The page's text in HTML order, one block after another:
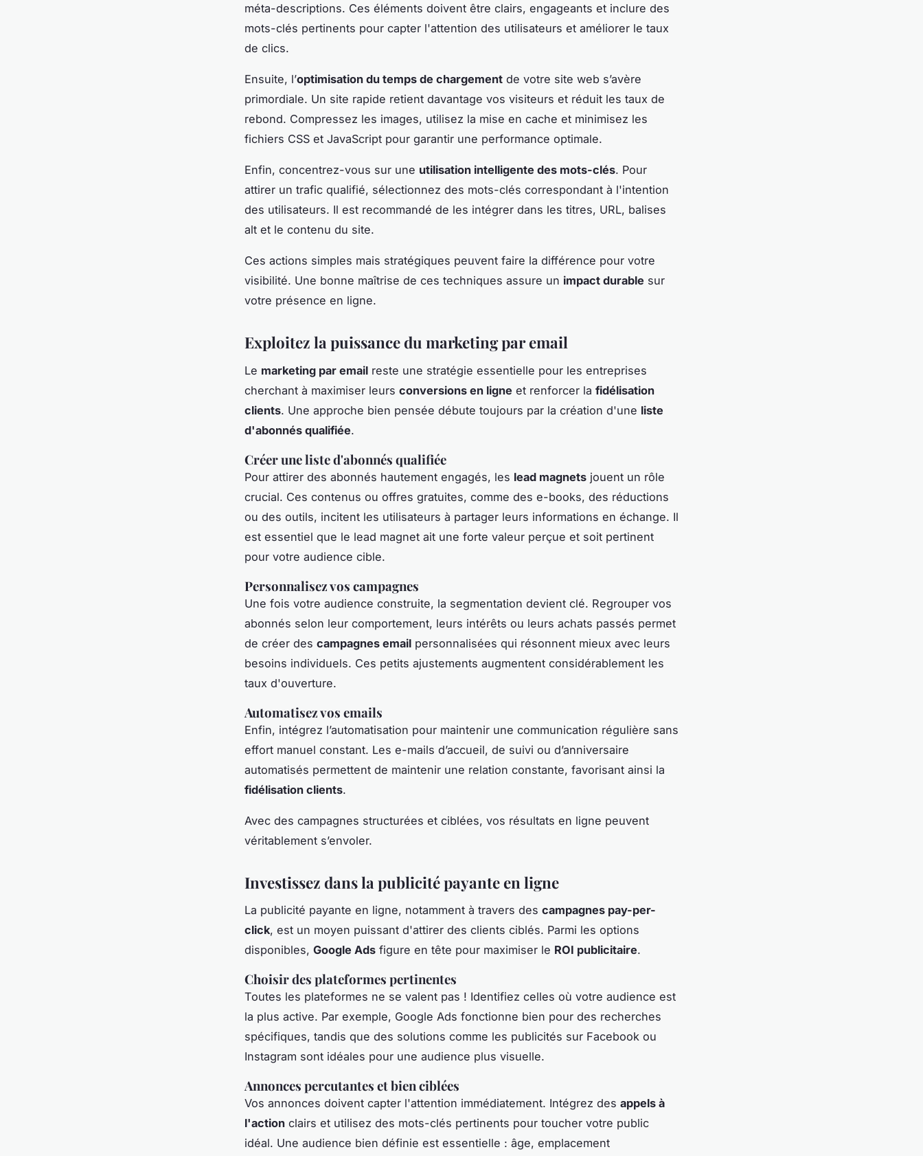
méta-descriptions. Ces éléments doivent être clairs, engageants et inclure des
mots-clés pertinents pour capter l'attention des utilisateurs et améliorer le taux
de clics.
Ensuite, l’optimisation du temps de chargement de votre site web s’avère
primordiale. Un site rapide retient davantage vos visiteurs et réduit les taux de
rebond. Compressez les images, utilisez la mise en cache et minimisez les
fichiers CSS et JavaScript pour garantir une performance optimale.
Enfin, concentrez-vous sur une utilisation intelligente des mots-clés. Pour
attirer un trafic qualifié, sélectionnez des mots-clés correspondant à l'intention
des utilisateurs. Il est recommandé de les intégrer dans les titres, URL, balises
alt et le contenu du site.
Ces actions simples mais stratégiques peuvent faire la différence pour votre
visibilité. Une bonne maîtrise de ces techniques assure un impact durable sur
votre présence en ligne.
Exploitez la puissance du marketing par email
Le marketing par email reste une stratégie essentielle pour les entreprises
cherchant à maximiser leurs conversions en ligne et renforcer la fidélisation
clients. Une approche bien pensée débute toujours par la création d'une liste
d'abonnés qualifiée.
Créer une liste d'abonnés qualifiée
Pour attirer des abonnés hautement engagés, les lead magnets jouent un rôle
crucial. Ces contenus ou offres gratuites, comme des e-books, des réductions
ou des outils, incitent les utilisateurs à partager leurs informations en échange. Il
est essentiel que le lead magnet ait une forte valeur perçue et soit pertinent
pour votre audience cible.
Personnalisez vos campagnes
Une fois votre audience construite, la segmentation devient clé. Regrouper vos
abonnés selon leur comportement, leurs intérêts ou leurs achats passés permet
de créer des campagnes email personnalisées qui résonnent mieux avec leurs
besoins individuels. Ces petits ajustements augmentent considérablement les
taux d'ouverture.
Automatisez vos emails
Enfin, intégrez l’automatisation pour maintenir une communication régulière sans
effort manuel constant. Les e-mails d’accueil, de suivi ou d’anniversaire
automatisés permettent de maintenir une relation constante, favorisant ainsi la
fidélisation clients.
Avec des campagnes structurées et ciblées, vos résultats en ligne peuvent
véritablement s’envoler.
Investissez dans la publicité payante en ligne
La publicité payante en ligne, notamment à travers des campagnes pay-per-
click, est un moyen puissant d'attirer des clients ciblés. Parmi les options
disponibles, Google Ads figure en tête pour maximiser le ROI publicitaire.
Choisir des plateformes pertinentes
Toutes les plateformes ne se valent pas ! Identifiez celles où votre audience est
la plus active. Par exemple, Google Ads fonctionne bien pour des recherches
spécifiques, tandis que des solutions comme les publicités sur Facebook ou
Instagram sont idéales pour une audience plus visuelle.
Annonces percutantes et bien ciblées
Vos annonces doivent capter l'attention immédiatement. Intégrez des appels à
l'action clairs et utilisez des mots-clés pertinents pour toucher votre public
idéal. Une audience bien définie est essentielle : âge, emplacement